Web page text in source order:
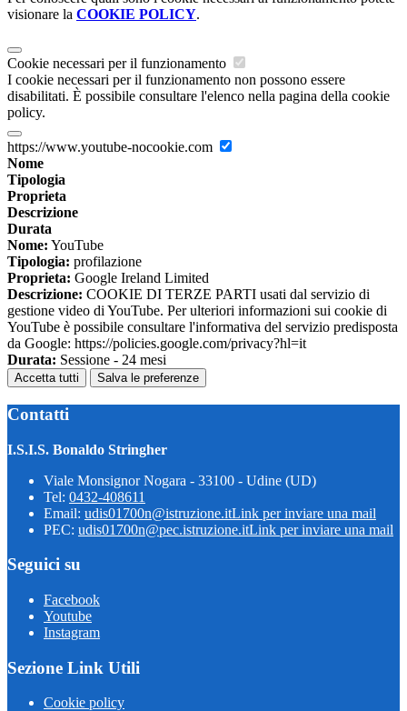
visionare la COOKIE POLICY.
Cookie necessari per il funzionamento
I cookie necessari per il funzionamento non possono essere
disabilitati. È possibile consultare l'elenco nella pagina della cookie
policy.
https://www.youtube-nocookie.com
Nome
Tipologia
Proprieta
Descrizione
Durata
Nome: YouTube
Tipologia: profilazione
Proprieta: Google Ireland Limited
Descrizione: COOKIE DI TERZE PARTI usati dal servizio di
gestione video di YouTube. Per ulteriori informazioni sui cookie di
YouTube è possibile consultare l'informativa del servizio predisposta
da Google: https://policies.google.com/privacy?hl=it
Durata: Sessione - 24 mesi
Accetta tutti Salva le preferenze
Contatti
I.S.I.S. Bonaldo Stringher
Viale Monsignor Nogara - 33100 - Udine (UD)
Tel: 0432-408611
Email: udis01700n@istruzione.itLink per inviare una mail
PEC: udis01700n@pec.istruzione.itLink per inviare una mail
Seguici su
Facebook
Youtube
Instagram
Sezione Link Utili
Cookie policy